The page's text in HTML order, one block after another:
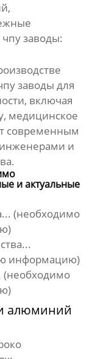
заводы:
заводы для
включая
медицинское
современным
и
и актуальные
(необходимо
информацию)
(необходимо
алюминий